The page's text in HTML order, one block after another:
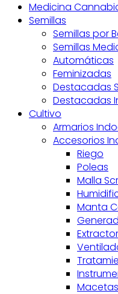
Medicina
Semillas
Semillas por
Semillas
Automáticas
Feminizadas
Destacadas
Destacadas
Cultivo
Armarios
Accesorios
Riego
Poleas
Malla
Manta